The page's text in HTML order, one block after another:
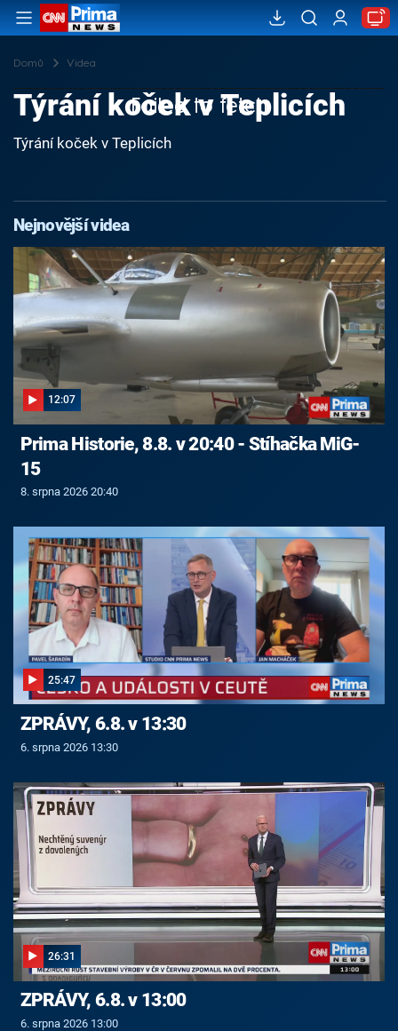
Domů Videa
Failed to fetch
Týrání koček v Teplicích
Týrání koček v Teplicích
Nejnovější videa
12:07
Prima Historie, 8.8. v 20:40 - Stíhačka MiG-
15
8. srpna 2026 20:40
25:47
ZPRÁVY, 6.8. v 13:30
6. srpna 2026 13:30
26:31
ZPRÁVY, 6.8. v 13:00
6. srpna 2026 13:00